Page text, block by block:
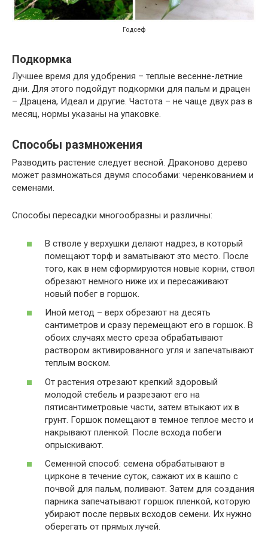
Годсеф
Подкормка
Лучшее время для удобрения – теплые весенне-летние
дни. Для этого подойдут подкормки для пальм и драцен
– Драцена, Идеал и другие. Частота – не чаще двух раз в
месяц, нормы указаны на упаковке.
Способы размножения
Разводить растение следует весной. Драконово дерево
может размножаться двумя способами: черенкованием и
семенами.
Способы пересадки многообразны и различны:
В стволе у верхушки делают надрез, в который
помещают торф и заматывают это место. После
того, как в нем сформируются новые корни, ствол
обрезают немного ниже их и пересаживают
новый побег в горшок.
Иной метод – верх обрезают на десять
сантиметров и сразу перемещают его в горшок. В
обоих случаях место среза обрабатывают
раствором активированного угля и запечатывают
теплым воском.
От растения отрезают крепкий здоровый
молодой стебель и разрезают его на
пятисантиметровые части, затем втыкают их в
грунт. Горшок помещают в темное теплое место и
накрывают пленкой. После всхода побеги
опрыскивают.
Семенной способ: семена обрабатывают в
цирконе в течение суток, сажают их в кашпо с
почвой для пальм, поливают. Затем для создания
парника запечатывают горшок пленкой, которую
убирают после первых всходов семени. Их нужно
оберегать от прямых лучей.